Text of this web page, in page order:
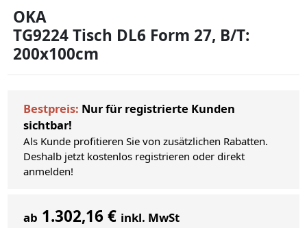
OKA
TG9224 Tisch DL6 Form 27, B/T:
200x100cm
Bestpreis: Nur für registrierte Kunden
sichtbar!
Als Kunde profitieren Sie von zusätzlichen Rabatten.
Deshalb jetzt kostenlos registrieren oder direkt
anmelden!
ab 1.302,16 € inkl. MwSt